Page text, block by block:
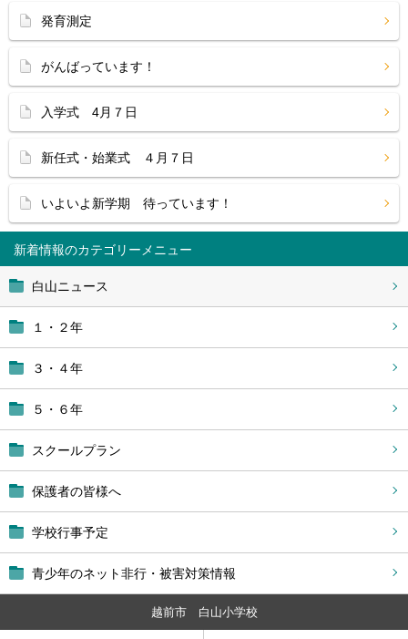
新着情報
白山ニュース
１・２年
３・４年
５・６年
スクールプラン
保護者の皆様へ
学校行事予定
青少年のネット非行・被害対策情報
発育測定
がんばっています！
入学式 4月７日
新任式・始業式 ４月７日
いよいよ新学期 待っています！
越前市 白山小学校